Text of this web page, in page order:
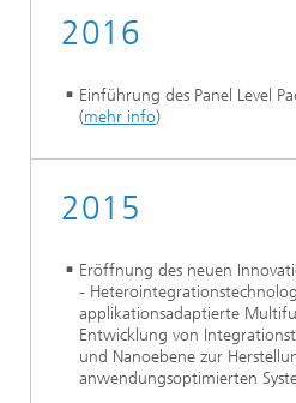
2016
Einführung des Panel Level
(mehr info)
2015
Eröffnung des neuen
-
applikationsadaptierte
Entwicklung von
und Nanoebene zur
anwendungsoptimierten